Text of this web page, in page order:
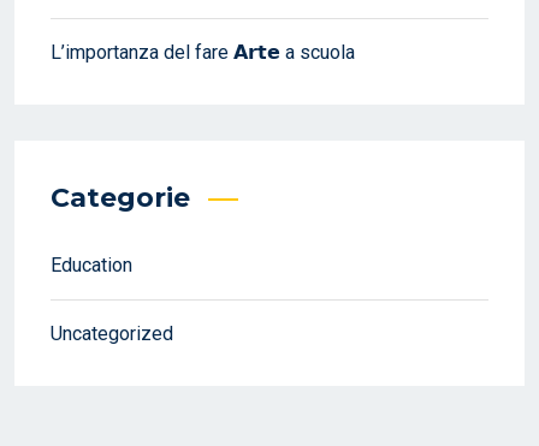
L’importanza del fare 𝗔𝗿𝘁𝗲 a scuola
Categorie
Education
Uncategorized